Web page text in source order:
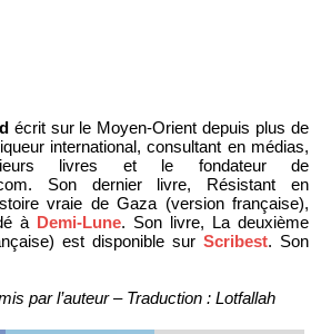
écrit sur le Moyen-Orient depuis plus de
international, consultant en médias,
livres et le fondateur de
Son dernier livre, Résistant en
vraie de Gaza (version française),
à Demi-Lune. Son livre, La deuxième
est disponible sur Scribest. Son
par l’auteur – Traduction : Lotfallah